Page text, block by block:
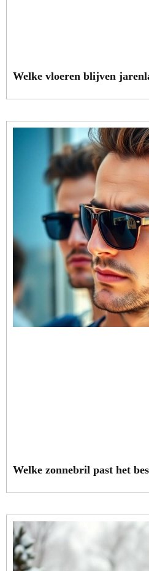
Welke vloeren blijven
Welke zonnebril past het